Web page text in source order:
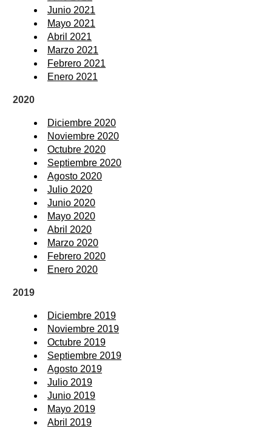
Junio 2021
Mayo 2021
Abril 2021
Marzo 2021
Febrero 2021
Enero 2021
2020
Diciembre 2020
Noviembre 2020
Octubre 2020
Septiembre 2020
Agosto 2020
Julio 2020
Junio 2020
Mayo 2020
Abril 2020
Marzo 2020
Febrero 2020
Enero 2020
2019
Diciembre 2019
Noviembre 2019
Octubre 2019
Septiembre 2019
Agosto 2019
Julio 2019
Junio 2019
Mayo 2019
Abril 2019